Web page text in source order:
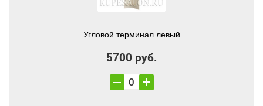
Угловой терминал левый
5700 руб.